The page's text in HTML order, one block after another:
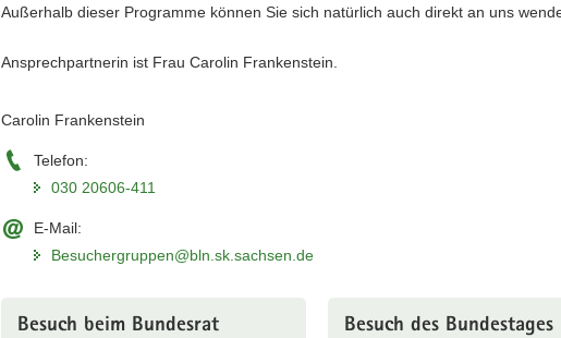
Außerhalb dieser Programme können Sie sich natürlich auch direkt an uns
Ansprechpartnerin ist Frau Carolin Frankenstein.
Carolin Frankenstein
Telefon:
030 20606-411
E-Mail:
Besuchergruppen@bln.sk.sachsen.de
Besuch beim Bundesrat Besuch des Bundestages